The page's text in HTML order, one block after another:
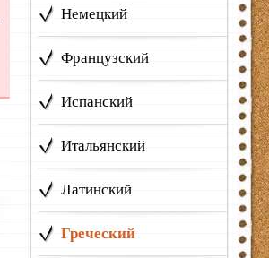
Немецкий
Французский
Испанский
Итальянский
Латинский
Греческий